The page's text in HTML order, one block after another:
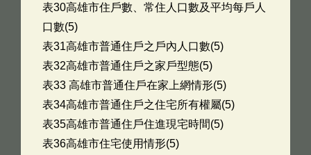
表30高雄市住戶數、常住人口數及平均每戶人
口數(5)
表31高雄市普通住戶之戶內人口數(5)
表32高雄市普通住戶之家戶型態(5)
表33 高雄市普通住戶在家上網情形(5)
表34高雄市普通住戶之住宅所有權屬(5)
表35高雄市普通住戶住進現宅時間(5)
表36高雄市住宅使用情形(5)